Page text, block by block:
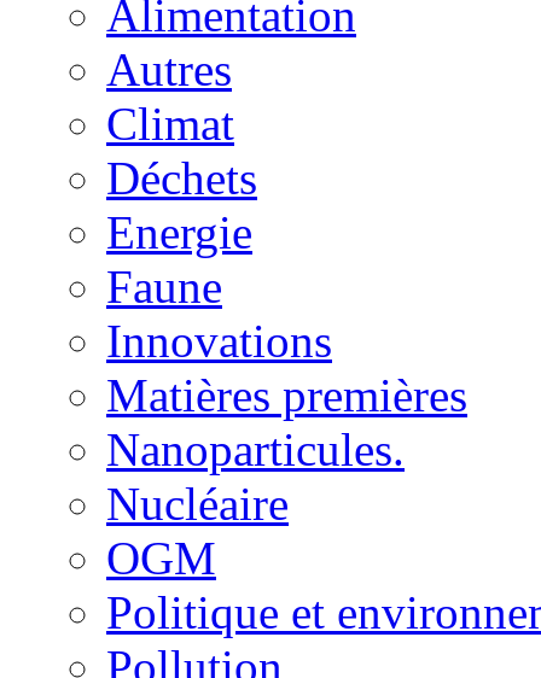
Alimentation
Autres
Climat
Déchets
Energie
Faune
Innovations
Matières premières
Nanoparticules.
Nucléaire
OGM
Politique et
Pollution